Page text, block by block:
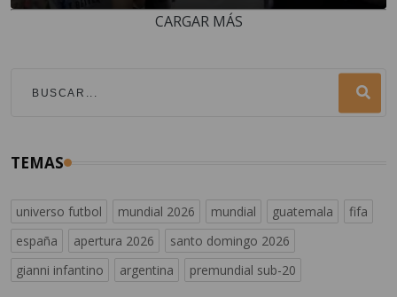
CARGAR MÁS
TEMAS
universo futbol mundial 2026 mundial guatemala
fifa
españa
apertura 2026
santo domingo 2026
gianni infantino
argentina premundial sub-20